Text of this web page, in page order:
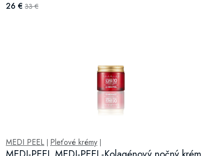
26 € 33 €
MEDI PEEL Pleťové krémy